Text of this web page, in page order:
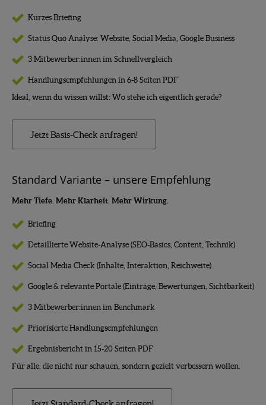
Kurzes Briefing
Status Quo Analyse: Website, Social Media, Google Business
3 Mitbewerber:innen im Schnellvergleich
Handlungsempfehlungen in 6-8 Seiten PDF
Ideal, wenn du wissen willst: Wo stehe ich eigentlich gerade?
Jetzt Basis-Check anfragen!
Standard Variante – unsere Empfehlung
Mehr Tiefe. Mehr Klarheit. Mehr Wirkung.
Briefing
Detaillierte Website-Analyse (SEO-Basics, Content, Technik)
Social Media Check (Inhalte, Interaktion, Reichweite)
Google & relevante Portale (Einträge, Bewertungen, Sichtbarkeit)
3 Mitbewerber:innen im Benchmark
Priorisierte Handlungsempfehlungen
Ergebnisbericht in 15-20 Seiten PDF
Für alle, die nicht nur schauen, sondern gezielt verbessern wollen.